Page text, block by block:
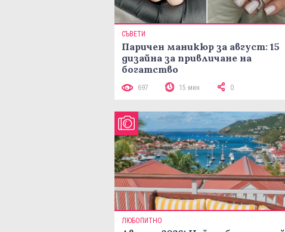
СЪВЕТИ
Паричен маникюр за август: 15
дизайна за привличане на
богатство
697 15 мин 0
ЛЮБОПИТНО